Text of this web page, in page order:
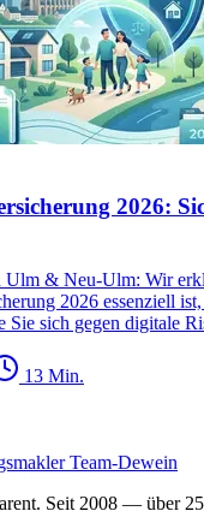
2026:
Ulm & Neu-Ulm: Wir
2026 essenziell
Sie sich gegen digitale
13 Min.
Team-Dewein
Seit 2008 — über